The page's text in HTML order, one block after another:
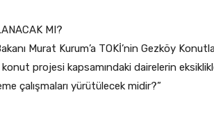
MI?
Murat Kurum’a TOKİ’nin Gezköy
projesi kapsamındaki dairelerin
çalışmaları yürütülecek midir?”